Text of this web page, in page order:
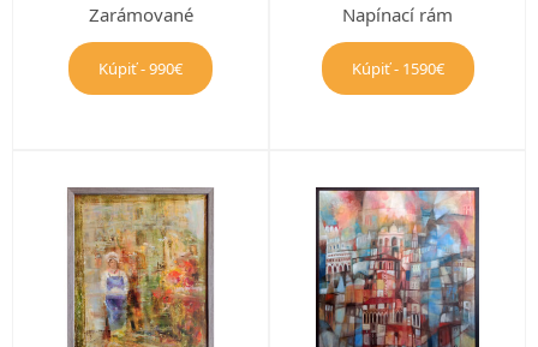
Zarámované
Kúpiť - 990€
Napínací rám
Kúpiť - 1590€